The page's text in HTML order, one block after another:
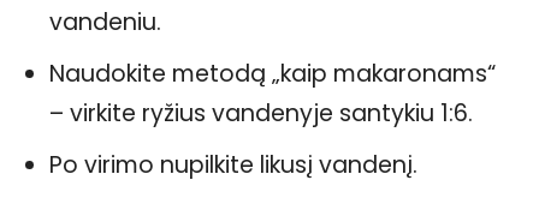
vandeniu.
Naudokite metodą „kaip makaronams“
– virkite ryžius vandenyje santykiu 1:6.
Po virimo nupilkite likusį vandenį.